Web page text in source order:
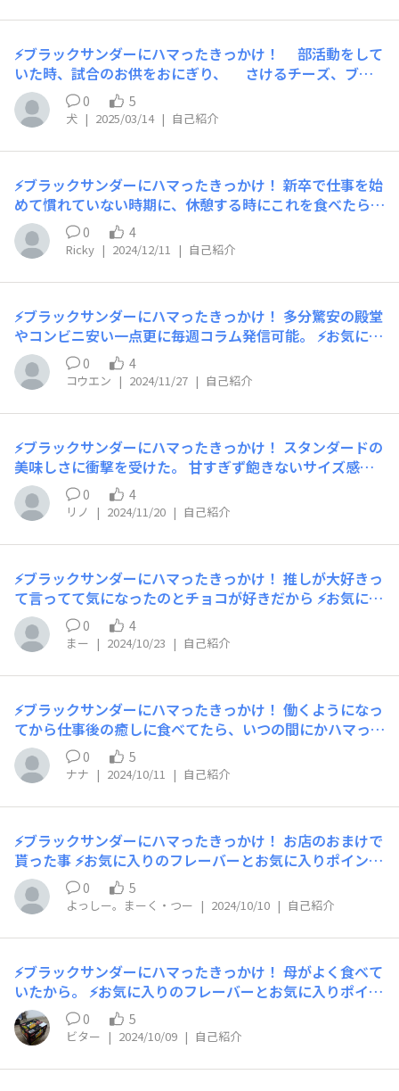
い秘密基地にひとこと！ これからもいっぱい食べよう！
⚡ブラックサンダーにハマったきっかけ！ 部活動をして
いた時、試合のお供をおにぎり、 さけるチーズ、ブラ
ックサンダーにしていたことから。 ⚡お気に入りのフレー
バーとお気に入りポイント！ 柿の種サンダー、ザクザ
ク感マシマシなのが好きです！ ⚡いつもこんな時に食べて
る！ お昼ご飯の後に食べてます！ ⚡ブラックサンダー
い！
0 5
犬 | 2025/03/14 | 自己紹介
⚡ブラックサンダーにハマったきっかけ！ 新卒で仕事を始
めて慣れていない時期に、休憩する時にこれを食べたら落
ち着けるってお菓子を探していて、ふと食べてみたらハマ
りました! ⚡お気に入りのフレーバーとお気に入りポイン
ト！ 至福のバター味 他よりしっとりしているのが好きで
す ⚡いつもこんな時に食べてる！ 仕事の休憩時間に ⚡ブラ
サンダーを楽しめるようになりたいです!
0 4
Ricky | 2024/12/11 | 自己紹介
⚡ブラックサンダーにハマったきっかけ！ 多分驚安の殿堂
やコンビニ安い一点更に毎週コラム発信可能。 ⚡お気に入
りのフレーバーとお気に入りポイント！ 白いブラックサ
ンダー、初訪空港免税お店とても気に入り。 ⚡いつもこん
な時に食べてる！ 毎木曜日画像投稿の時楽しい食べま
す！ ⚡ブラックサンダー黒い秘密基地にひとこと！ サン
0 4
コウエン | 2024/11/27 | 自己紹介
⚡ブラックサンダーにハマったきっかけ！ スタンダードの
美味しさに衝撃を受けた。 甘すぎず飽きないサイズ感と
ザクザク感が 個人的に貰って嬉しいお菓子第1位です。 ⚡
お気に入りのフレーバーとお気に入りポイント！ 抹茶の
サンダーと紫いもサンダー ちょうど良い抹茶感で苦味と
甘味の美味しさに痺れます。 食べた時に口の中に広がる
ビリします。 ⚡いつもこんな時に食べてる！ 疲れた時に食
べる。体内ストレスをサンダーで吹っ飛ばし！ ⚡ブラック
サンダー黒い秘密基地にひとこと！ 密かにサンダー食べ
ましょう。美味すぎて周りにバレちゃいそうw
0 4
リノ | 2024/11/20 | 自己紹介
⚡ブラックサンダーにハマったきっかけ！ 推しが大好きっ
て言ってて気になったのとチョコが好きだから ⚡お気に入
りのフレーバーとお気に入りポイント！ キャラメル・メ
ープル レギュラーのブラックサンダーとはまた違う甘さ
が好き ⚡いつもこんな時に食べてる！ 仕事で疲れた時に
食べてる ⚡ブラックサンダー黒い秘密基地にひとこと！
0 4
まー | 2024/10/23 | 自己紹介
⚡ブラックサンダーにハマったきっかけ！ 働くようになっ
てから仕事後の癒しに食べてたら、いつの間にかハマって
ました ⚡お気に入りのフレーバーとお気に入りポイント！
イチゴです！あの甘酸っぱさがたまりません ⚡いつもこん
な時に食べてる！ 食後のデザート ⚡ブラックサンダー黒
い秘密基地にひとこと！ ブラックサンダー大好きです！
0 5
ナナ | 2024/10/11 | 自己紹介
⚡ブラックサンダーにハマったきっかけ！ お店のおまけで
貰った事 ⚡お気に入りのフレーバーとお気に入りポイン
ト！ 程よい甘さ🍫💓 ⚡いつもこんな時に食べてる！ gam
eしてる時の糖分補給 ⚡ブラックサンダー黒い秘密基地に
ひとこと！ よろしくお願いします😊
0 5
よっしー。まーく・つー | 2024/10/10 | 自己紹介
⚡ブラックサンダーにハマったきっかけ！ 母がよく食べて
いたから。 ⚡お気に入りのフレーバーとお気に入りポイン
ト！ ブラックサンダービター ⚡いつもこんな時に食べて
る！ 食べたいとき ⚡ブラックサンダー黒い秘密基地にひ
とこと！ 友達があまりチョコが好きじゃないらしいので
みなさんと語り合えたらなぁ、と思っています
0 5
ビター | 2024/10/09 | 自己紹介